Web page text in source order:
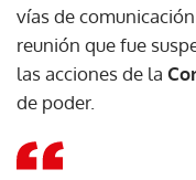
vías de
reunión que fue
las acciones de la
de poder.